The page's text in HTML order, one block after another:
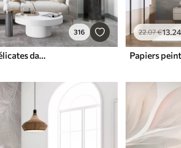
316
Papiers peints Plumes délicates dans les tons bleus
22.07€13.24
Papiers